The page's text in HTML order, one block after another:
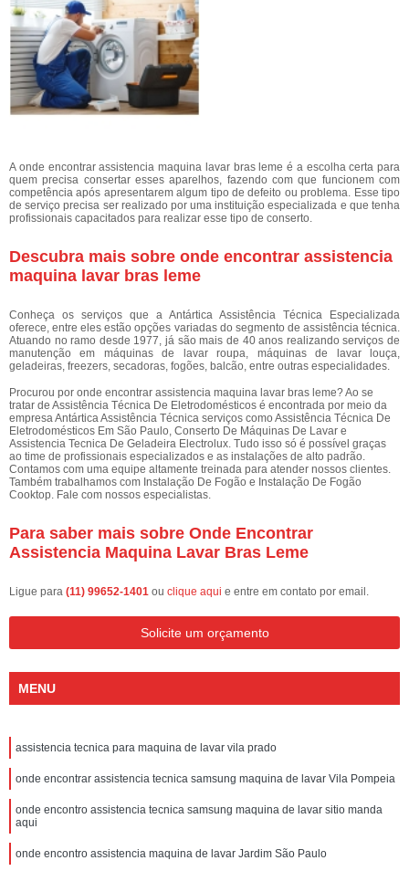
A onde encontrar assistencia maquina lavar bras leme é a escolha certa para
quem precisa consertar esses aparelhos, fazendo com que funcionem com
competência após apresentarem algum tipo de defeito ou problema. Esse tipo
de serviço precisa ser realizado por uma instituição especializada e que tenha
profissionais capacitados para realizar esse tipo de conserto.
Descubra mais sobre onde encontrar assistencia
maquina lavar bras leme
Conheça os serviços que a Antártica Assistência Técnica Especializada
oferece, entre eles estão opções variadas do segmento de assistência técnica.
Atuando no ramo desde 1977, já são mais de 40 anos realizando serviços de
manutenção em máquinas de lavar roupa, máquinas de lavar louça,
geladeiras, freezers, secadoras, fogões, balcão, entre outras especialidades.
Procurou por onde encontrar assistencia maquina lavar bras leme? Ao se
tratar de Assistência Técnica De Eletrodomésticos é encontrada por meio da
empresa Antártica Assistência Técnica serviços como Assistência Técnica De
Eletrodomésticos Em São Paulo, Conserto De Máquinas De Lavar e
Assistencia Tecnica De Geladeira Electrolux. Tudo isso só é possível graças
ao time de profissionais especializados e as instalações de alto padrão.
Contamos com uma equipe altamente treinada para atender nossos clientes.
Também trabalhamos com Instalação De Fogão e Instalação De Fogão
Cooktop. Fale com nossos especialistas.
Para saber mais sobre Onde Encontrar
Assistencia Maquina Lavar Bras Leme
Ligue para (11) 99652-1401 ou clique aqui e entre em contato por email.
Solicite um orçamento
MENU
assistencia tecnica para maquina de lavar vila prado
onde encontrar assistencia tecnica samsung maquina de lavar Vila Pompeia
onde encontro assistencia tecnica samsung maquina de lavar sitio manda
aqui
onde encontro assistencia maquina de lavar Jardim São Paulo